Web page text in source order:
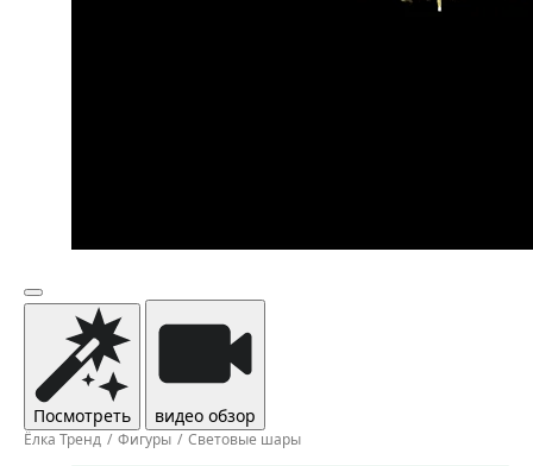
Посмотреть видео обзор
Ёлка Тренд Фигуры Световые шары